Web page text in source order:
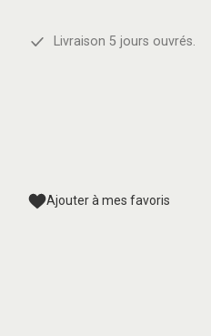
Livraison 5 jours ouvrés.
Ajouter à mes favoris